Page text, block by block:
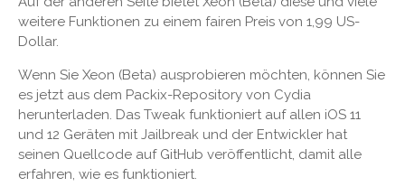
weitere Funktionen zu einem fairen Preis von 1,99 US-
Dollar.
Wenn Sie Xeon (Beta) ausprobieren möchten, können Sie
es jetzt aus dem Packix-Repository von Cydia
herunterladen. Das Tweak funktioniert auf allen iOS 11
und 12 Geräten mit Jailbreak und der Entwickler hat
seinen Quellcode auf GitHub veröffentlicht, damit alle
erfahren, wie es funktioniert.